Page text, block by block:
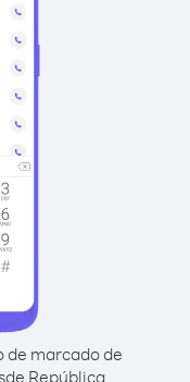
de marcado de
República